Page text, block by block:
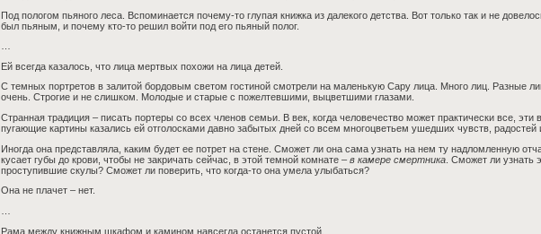
Под пологом пьяного леса. Вспоминается почему-то глупая книжка из далекого детства. Вот только так и не
был пьяным, и почему кто-то решил войти под его пьяный полог.
Ей всегда казалось, что лица мертвых похожи на лица детей.
С темных портретов в залитой бордовым светом гостиной смотрели на маленькую Сару лица. Много лиц. Разные
очень. Строгие и не слишком. Молодые и старые с пожелтевшими, выцветшими глазами.
Странная традиция – писать портеры со всех членов семьи. В век, когда человечество может практически все, эти
пугающие картины казались ей отголосками давно забытых дней со всем многоцветьем ушедших чувств, радостей
Иногда она представляла, каким будет ее потрет на стене. Сможет ли она сама узнать на нем ту надломленную
кусает губы до крови, чтобы не закричать сейчас, в этой темной комнате – в камере смертника. Сможет ли узнать
проступившие скулы? Сможет ли поверить, что когда-то она умела улыбаться?
Она не плачет – нет.
Рама между книжным шкафом и камином навсегда останется пустой.